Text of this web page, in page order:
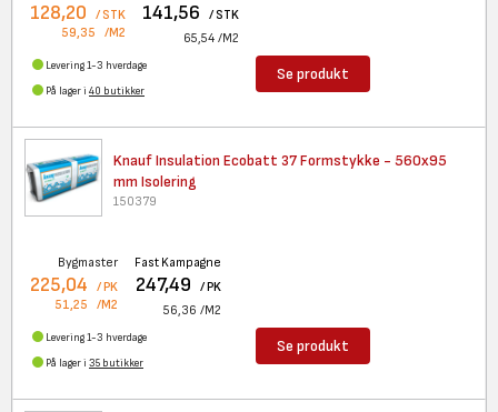
128,20 / STK
59,35 /M2
141,56 / STK
65,54 /M2
Levering 1-3 hverdage
På lager i 40 butikker
Se produkt
Knauf Insulation Ecobatt 37Formstykke - 560x95
mm Isolering
150379
Bygmaster
225,04 / PK
51,25 /M2
Fast Kampagne
247,49 / PK
56,36 /M2
Levering 1-3 hverdage
På lager i 35 butikker
Se produkt